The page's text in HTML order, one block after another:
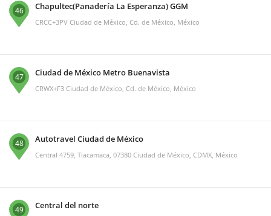
46 Chapultec(Panadería La Esperanza) GGM
CRCC+3PV Ciudad de México, Cd. de México, México
47 Ciudad de México Metro Buenavista
CRWX+F3 Ciudad de México, Cd. de México, México
48 Autotravel Ciudad de México
Central 4759, Tlacamaca, 07380 Ciudad de México, CDMX, México
49 Central del norte